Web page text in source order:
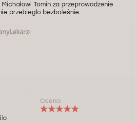
Tomin za przeprowadzenie
przebiegło bezboleśnie.
Ocena: